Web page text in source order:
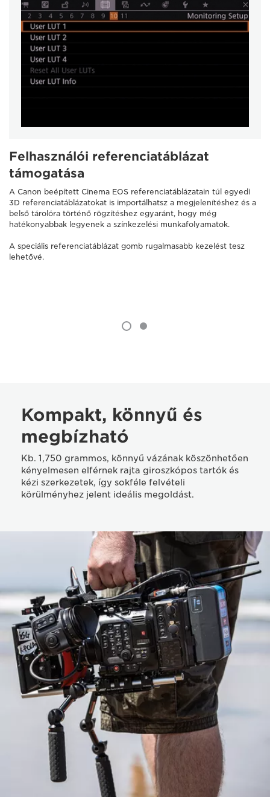
Felhasználói referenciatáblázat
támogatása
A Canon beépített Cinema EOS referenciatáblázatain túl egyedi
3D referenciatáblázatokat is importálhatsz a megjelenítéshez és a
belső tárolóra történő rögzítéshez egyaránt, hogy még
hatékonyabbak legyenek a színkezelési munkafolyamatok.
A speciális referenciatáblázat gomb rugalmasabb kezelést tesz
lehetővé.
Kompakt, könnyű és
megbízható
Kb. 1,750 grammos, könnyű vázának köszönhetően
kényelmesen elférnek rajta giroszkópos tartók és
kézi szerkezetek, így sokféle felvételi
körülményhez jelent ideális megoldást.